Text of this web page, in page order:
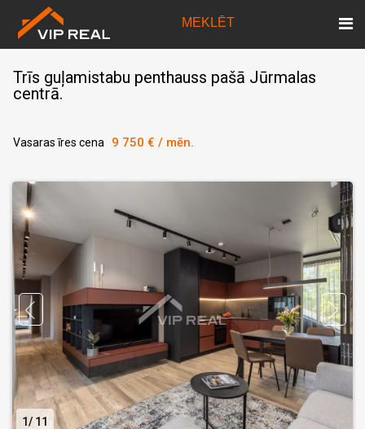
MEKLĒT
Trīs guļamistabu penthauss pašā Jūrmalas
centrā.
Vasaras īres cena 9 750 € / mēn.
1 11